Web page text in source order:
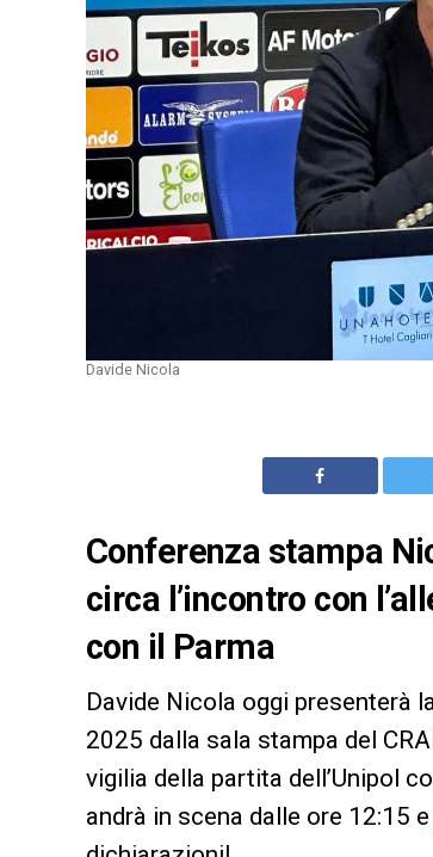
Davide Nicola
Conferenza stampa
circa l’incontro con
con il Parma
Davide Nicola oggi presenterà
2025 dalla sala stampa del
vigilia della partita dell’Unipol
andrà in scena dalle ore 12:15 e